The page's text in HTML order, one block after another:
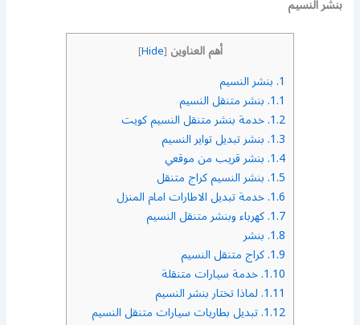
بنشر النسيم
أهم العناوين [
Hide
]
1. بنشر النسيم
1.1. بنشر متنقل النسيم
1.2. خدمة بنشر متنقل النسيم كويت
1.3. بنشر تبديل تواير النسيم
1.4. بنشر قريب من موقعي
1.5. بنشر النسيم كراج متنقل
1.6. خدمة تبديل الاطارات امام المنزل
1.7. كهرباء وبنشر متنقل النسيم
1.8. بنشر
1.9. كراج متنقل النسيم
1.10. خدمة سيارات متنقلة
1.11. لماذا تختار بنشر النسيم
1.12. تبديل بطاريات سيارات متنقل النسيم